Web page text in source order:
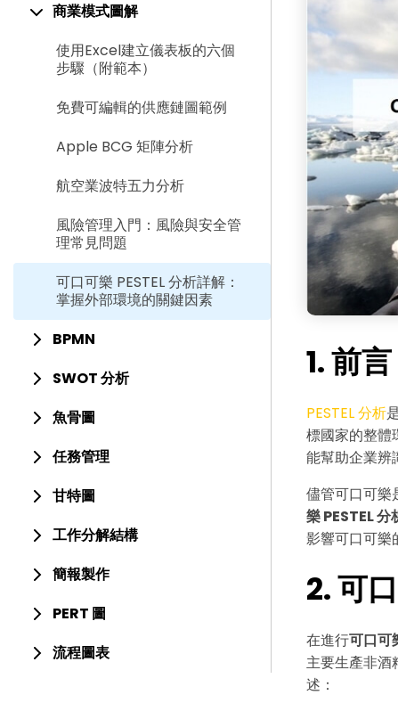
商業模式圖解
使用Excel建立儀表板的六個
步驟（附範本）
免費可編輯的供應鏈圖範例
Apple BCG 矩陣分析
航空業波特五力分析
風險管理入門：風險與安全管
理常見問題
可口可樂 PESTEL 分析詳解：
掌握外部環境的關鍵因素
BPMN
SWOT 分析
魚骨圖
任務管理
甘特圖
工作分解結構
簡報製作
PERT 圖
流程圖表
1. 前言
PESTEL 分析
標國家的整體
能幫助企業辨
儘管可口可樂
樂 PESTEL 分
影響可口可樂
2. 可
在進行可口可
主要生產非酒
述：